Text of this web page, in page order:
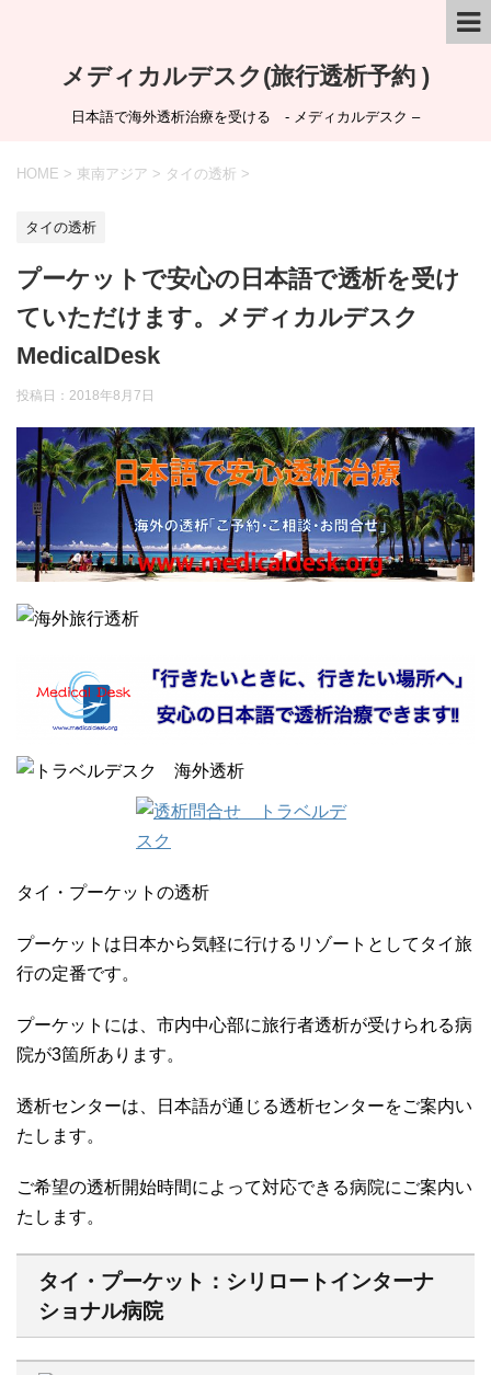
メディカルデスク(旅行透析予約 )
日本語で海外透析治療を受ける - メディカルデスク –
HOME > 東南アジア > タイの透析 >
タイの透析
プーケットで安心の日本語で透析を受け
ていただけます。メディカルデスク
MedicalDesk
投稿日： 2018年8月7日
タイ・プーケットの透析
プーケットは日本から気軽に行けるリゾートとしてタイ旅
行の定番です。
プーケットには、市内中心部に旅行者透析が受けられる病
院が3箇所あります。
透析センターは、日本語が通じる透析センターをご案内い
たします。
ご希望の透析開始時間によって対応できる病院にご案内い
たします。
タイ・プーケット：シリロートインターナ
ショナル病院